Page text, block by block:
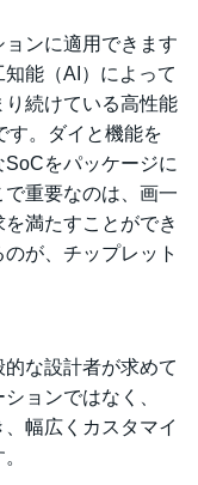
ンに適用できます
能（AI）によって
続けている高性能
す。ダイと機能を
をパッケージに
重要なのは、画一
満たすことができ
が、チップレット
な設計者が求めて
ョンではなく、
幅広くカスタマイ